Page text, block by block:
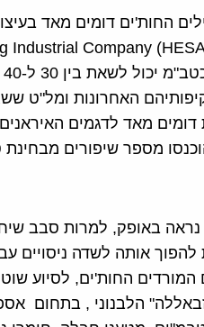
החות'ים דומים מאד
מאד לדגמים
אותה לשדה ניסויים
המורדים החות'ים, לסיוע
הלבנוני , בתחום